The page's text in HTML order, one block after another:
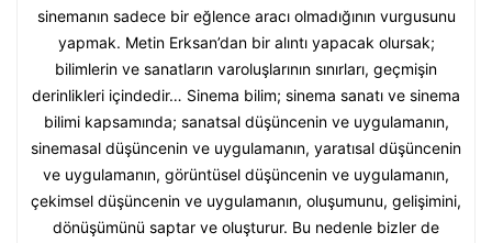
sinemanın sadece bir eğlence aracı olmadığının vurgusunu
yapmak. Metin Erksan’dan bir alıntı yapacak olursak;
bilimlerin ve sanatların varoluşlarının sınırları, geçmişin
derinlikleri içindedir… Sinema bilim; sinema sanatı ve sinema
bilimi kapsamında; sanatsal düşüncenin ve uygulamanın,
sinemasal düşüncenin ve uygulamanın, yaratısal düşüncenin
ve uygulamanın, görüntüsel düşüncenin ve uygulamanın,
çekimsel düşüncenin ve uygulamanın, oluşumunu, gelişimini,
dönüşümünü saptar ve oluşturur. Bu nedenle bizler de